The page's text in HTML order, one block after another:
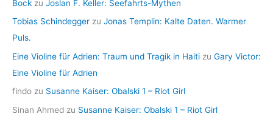
Bock zu Joslan F. Keller: Seefahrts-Mythen
Tobias Schindegger zu Jonas Templin: Kalte Daten. Warmer
Puls.
Eine Violine für Adrien: Traum und Tragik in Haiti zu Gary Victor:
Eine Violine für Adrien
findo zu Susanne Kaiser: Obalski 1 – Riot Girl
Sinan Ahmed zu Susanne Kaiser: Obalski 1 – Riot Girl